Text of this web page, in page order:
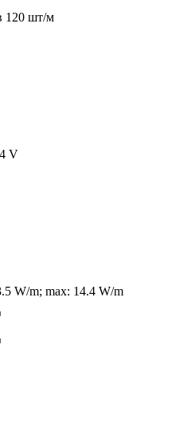
120 шт/м
V
W/m; max: 14.4 W/m